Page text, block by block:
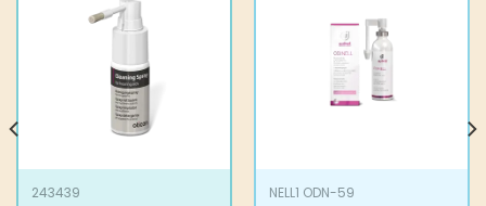
243439 NELL1 ODN-59